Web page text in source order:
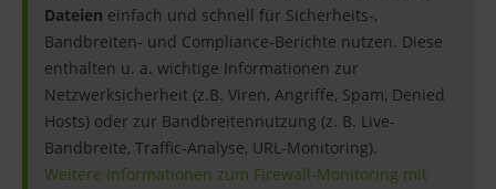
Dateien einfach und schnell für Sicherheits-,
Bandbreiten- und Compliance-Berichte nutzen. Diese
enthalten u. a. wichtige Informationen zur
Netzwerksicherheit (z.B. Viren, Angriffe, Spam, Denied
Hosts) oder zur Bandbreitennutzung (z. B. Live-
Bandbreite, Traffic-Analyse, URL-Monitoring).
Weitere Informationen zum Firewall-Monitoring mit